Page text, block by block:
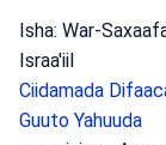
Isha: War-
Israa'iil
Ciidamada
Guuto Yahuuda